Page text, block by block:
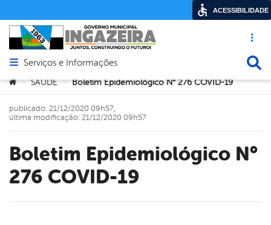
Acesso
Abrir menu principal de navegação
Serviços e Informações
Você está aqui:
> SAÚDE > Boletim Epidemiológico N° 276 COVID-19
Boletim Epidemiológico N°
276 COVID-19
publicado: 21/12/2020 09h57,
última modificação: 21/12/2020 09h57
ACESSIBILIDADE